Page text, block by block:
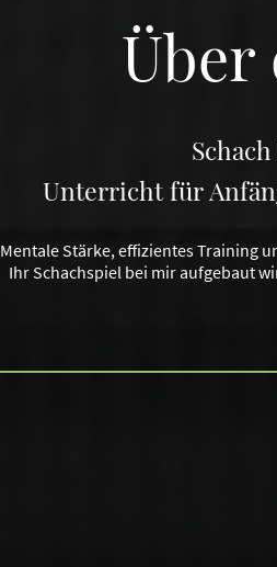
Über
Unterricht für
Mentale Stärke, effizientes Training
Ihr Schachspiel bei mir aufgebaut